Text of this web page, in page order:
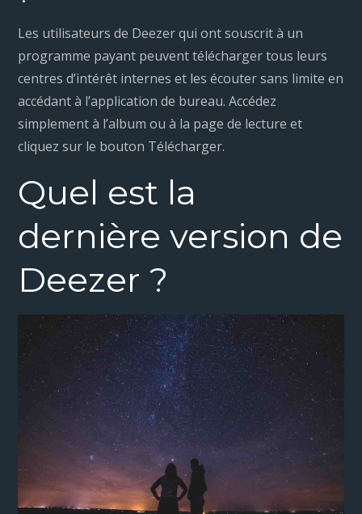
Les utilisateurs de Deezer qui ont souscrit à un
programme payant peuvent télécharger tous leurs
centres d’intérêt internes et les écouter sans limite en
accédant à l’application de bureau. Accédez
simplement à l’album ou à la page de lecture et
cliquez sur le bouton Télécharger.
Quel est la
dernière version de
Deezer ?